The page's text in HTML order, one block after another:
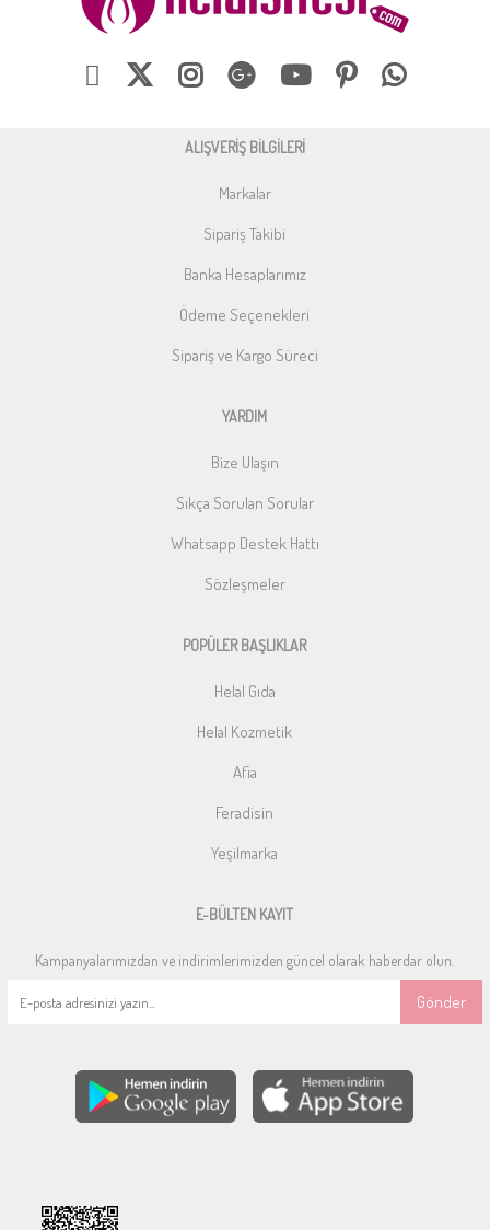
ALIŞVERİŞ BİLGİLERİ
Markalar
Sipariş Takibi
Banka Hesaplarımız
Ödeme Seçenekleri
Sipariş ve Kargo Süreci
YARDIM
Bize Ulaşın
Sıkça Sorulan Sorular
Whatsapp Destek Hattı
Sözleşmeler
POPÜLER BAŞLIKLAR
Helal Gıda
Helal Kozmetik
Afia
Feradisin
Yeşilmarka
E-BÜLTEN KAYIT
Kampanyalarımızdan ve indirimlerimizden güncel olarak haberdar olun.
Gönder